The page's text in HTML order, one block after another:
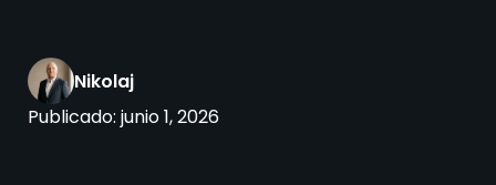
Nikolaj
Publicado: junio 1, 2026